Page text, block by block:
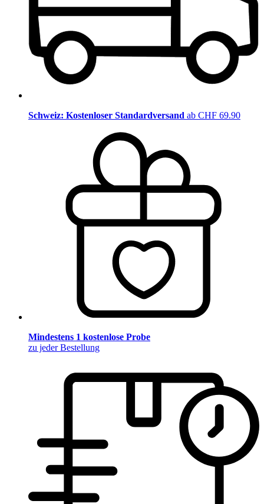
Schweiz: Kostenloser Standardversand ab CHF 69.90
Mindestens 1 kostenlose Probe
zu jeder Bestellung